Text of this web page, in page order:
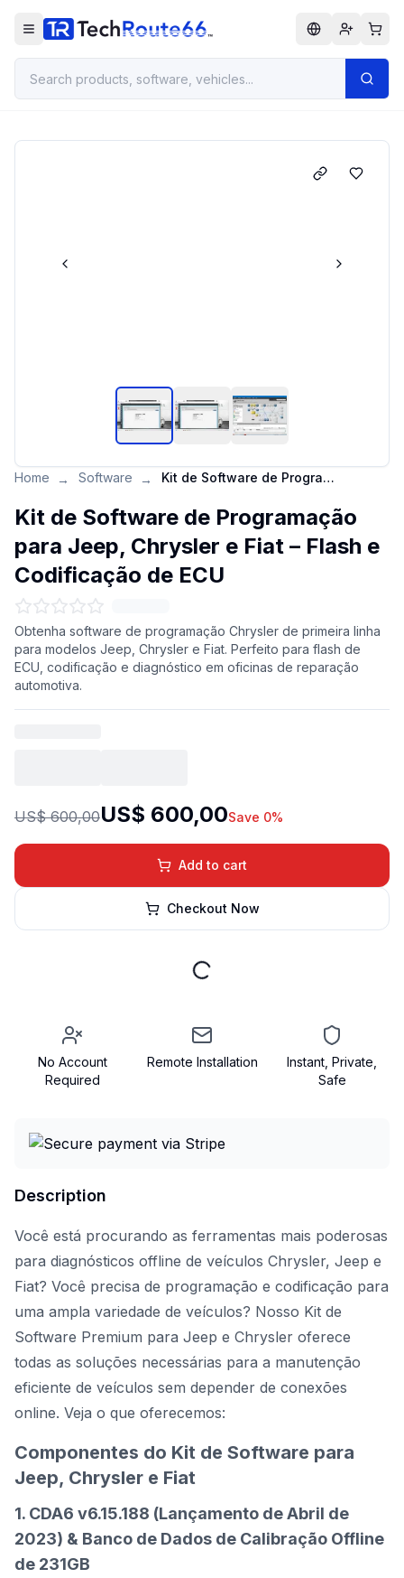
Home → Software → Kit de Software de Programação para Jeep, Chrysler e Fiat – Flash e Codificação de ECU
Kit de Software de Programação
para Jeep, Chrysler e Fiat – Flash e
Codificação de ECU
Obtenha software de programação Chrysler de primeira linha
para modelos Jeep, Chrysler e Fiat. Perfeito para flash de
ECU, codificação e diagnóstico em oficinas de reparação
automotiva.
US$ 600,00US$ 600,00Save 0%
Add to cart
Checkout Now
No Account
Required
Remote Installation
Instant, Private,
Safe
Description
Você está procurando as ferramentas mais poderosas
para diagnósticos offline de veículos Chrysler, Jeep e
Fiat? Você precisa de programação e codificação para
uma ampla variedade de veículos? Nosso Kit de
Software Premium para Jeep e Chrysler oferece
todas as soluções necessárias para a manutenção
eficiente de veículos sem depender de conexões
online. Veja o que oferecemos:
Componentes do Kit de Software para
Jeep, Chrysler e Fiat
1. CDA6 v6.15.188 (Lançamento de Abril de
2023) & Banco de Dados de Calibração Offline
de 231GB